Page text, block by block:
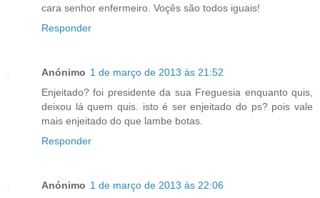
cara senhor enfermeiro. Voçês são todos iguais!
Responder
Anónimo 1 de março de 2013 às 21:52
Enjeitado? foi presidente da sua Freguesia enquanto quis,
deixou lá quem quis. isto é ser enjeitado do ps? pois vale
mais enjeitado do que lambe botas.
Responder
Anónimo 1 de março de 2013 às 22:06